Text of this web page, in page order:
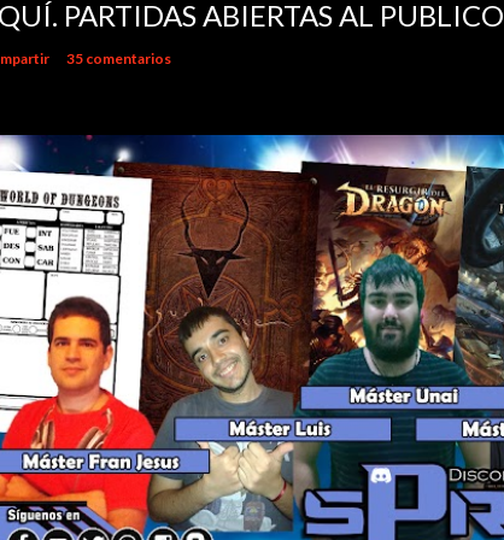
PARTIDAS ABIERTAS AL PUBLICO
35 comentarios